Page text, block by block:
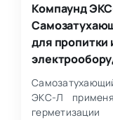
Компаунд
для пропитки
ЭКС-Л